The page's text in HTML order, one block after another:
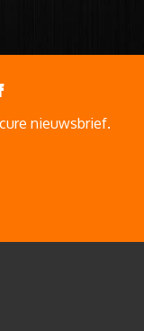
nieuwsbrief.